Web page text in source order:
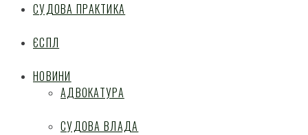
СУДОВА ПРАКТИКА
ЄСПЛ
НОВИНИ
АДВОКАТУРА
СУДОВА ВЛАДА